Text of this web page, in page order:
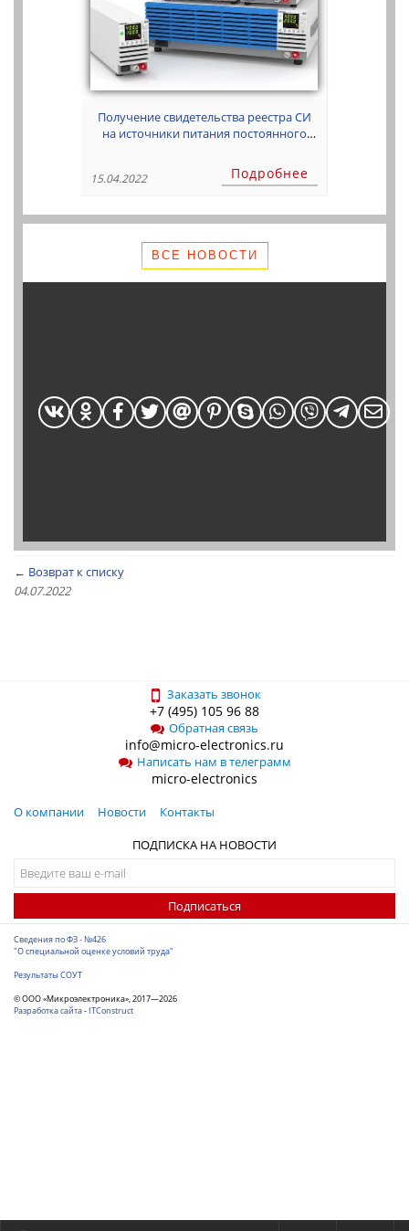
Получение свидетельства реестра СИ
на источники питания постоянного
15.04.2022 Подробнее
ВСЕ НОВОСТИ
← Возврат к списку
04.07.2022
Заказать звонок
+7 (495) 105 96 88
Обратная связь
info@micro-electronics.ru
Написать нам в телеграмм
micro-electronics
О компании Новости
Контакты
ПОДПИСКА НА НОВОСТИ
Подписаться
Сведения по ФЗ - №426
"О специальной оценке условий труда"
Результаты СОУТ
© ООО «Микроэлектроника», 2017—2026
Разработка сайта-ITConstruct